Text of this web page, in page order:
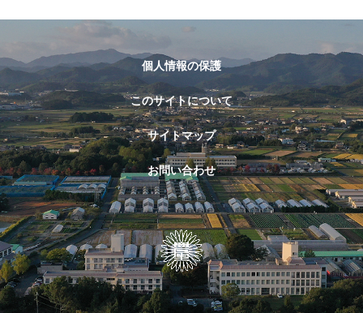
個人情報の保護
このサイトについて
サイトマップ
お問い合わせ